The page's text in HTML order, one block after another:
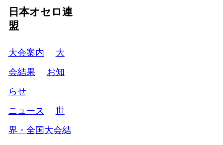
日本オセロ連
盟
大会案内
大
会結果
お知
らせ
ニュース
世
界・全国大会結